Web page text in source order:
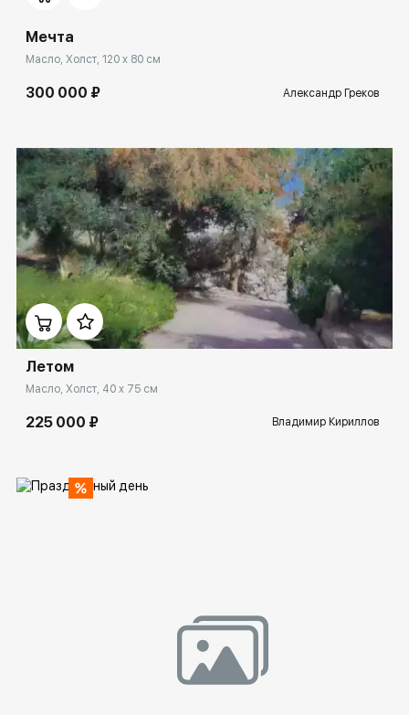
Мечта
Масло, Холст, 120 x 80 см
300 000 ₽ Александр Греков
ekb.rakovgallery.ru
Летом
Масло, Холст, 40 x 75 см
225 000 ₽ Владимир Кириллов